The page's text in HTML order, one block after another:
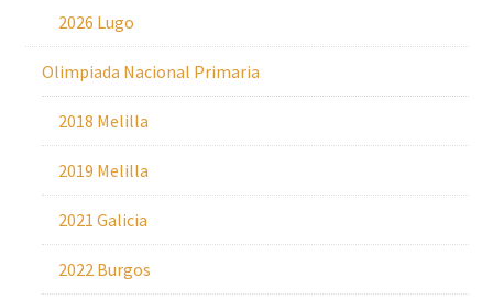
2026 Lugo
Olimpiada Nacional Primaria
2018 Melilla
2019 Melilla
2021 Galicia
2022 Burgos